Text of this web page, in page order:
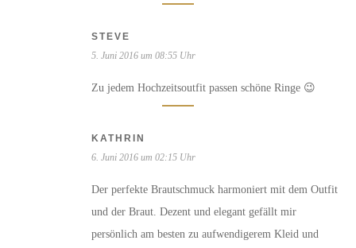
STEVE
5. Juni 2016 um 08:55 Uhr
Zu jedem Hochzeitsoutfit passen schöne Ringe 😉
KATHRIN
6. Juni 2016 um 02:15 Uhr
Der perfekte Brautschmuck harmoniert mit dem Outfit
und der Braut. Dezent und elegant gefällt mir
persönlich am besten zu aufwendigerem Kleid und